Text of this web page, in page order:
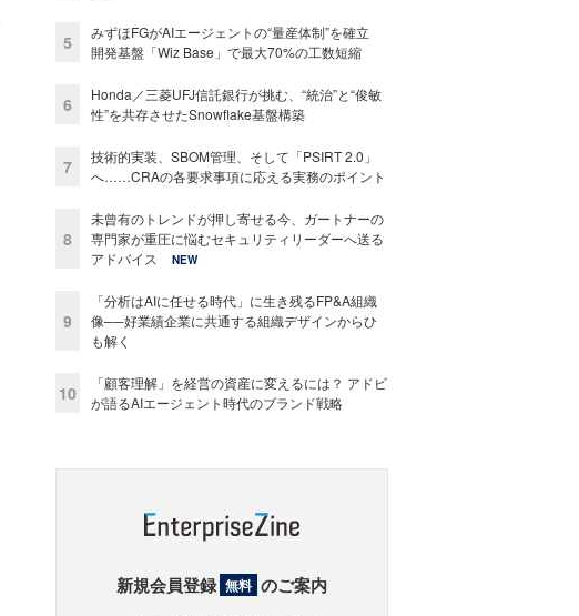
5
みずほFGがAIエージェントの“量産体制”を確立
開発基盤「Wiz Base」で最大70%の工数短縮
6
Honda／三菱UFJ信託銀行が挑む、“統治”と“俊敏
性”を共存させたSnowflake基盤構築
7
技術的実装、SBOM管理、そして「PSIRT 2.0」
へ……CRAの各要求事項に応える実務のポイント
8
未曾有のトレンドが押し寄せる今、ガートナーの
専門家が重圧に悩むセキュリティリーダーへ送る
アドバイス
NEW
9
「分析はAIに任せる時代」に生き残るFP&A組織
像──好業績企業に共通する組織デザインからひ
も解く
10
「顧客理解」を経営の資産に変えるには？ アドビ
が語るAIエージェント時代のブランド戦略
新規会員登録 無料 のご案内